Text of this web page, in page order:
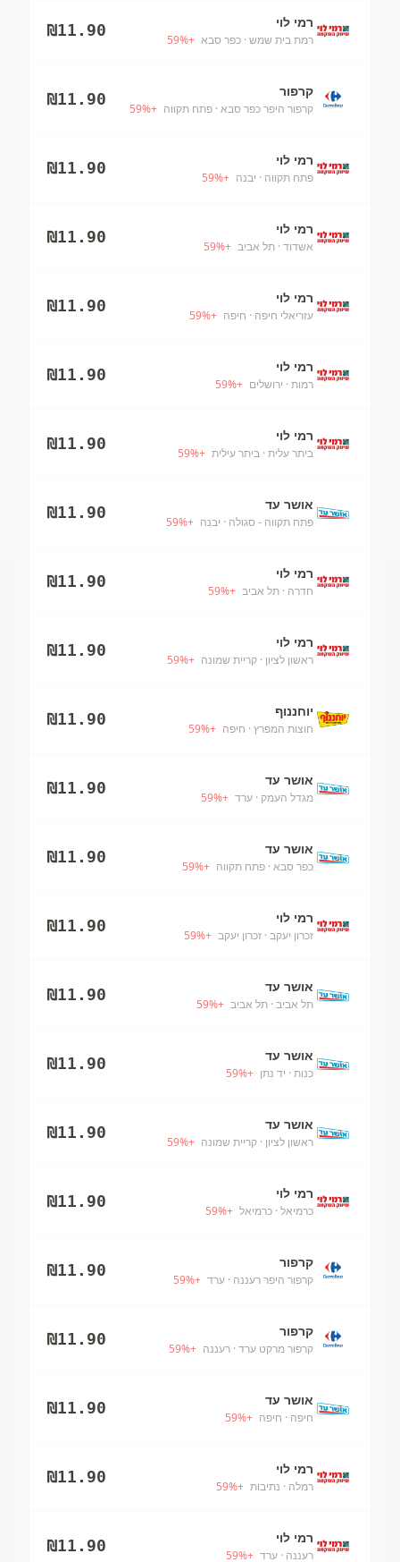
רמי לוי
רמת בית שמש · כפר סבא +
59%
₪11.90
קרפור
קרפור היפר כפר סבא · פתח תקווה +
59%
₪11.90
רמי לוי
פתח תקווה · יבנה +
59%
₪11.90
רמי לוי
אשדוד · תל אביב +
59%
₪11.90
רמי לוי
עזריאלי חיפה · חיפה +
59%
₪11.90
רמי לוי
רמות · ירושלים +
59%
₪11.90
רמי לוי
ביתר עלית · ביתר עילית +
59%
₪11.90
אושר עד
פתח תקווה - סגולה · יבנה +
59%
₪11.90
רמי לוי
חדרה · תל אביב +
59%
₪11.90
רמי לוי
ראשון לציון · קריית שמונה +
59%
₪11.90
יוחננוף
חוצות המפרץ · חיפה +
59%
₪11.90
אושר עד
מגדל העמק · ערד +
59%
₪11.90
אושר עד
כפר סבא · פתח תקווה +
59%
₪11.90
רמי לוי
זכרון יעקב · זכרון יעקב +
59%
₪11.90
אושר עד
תל אביב · תל אביב +
59%
₪11.90
אושר עד
כנות · יד נתן +
59%
₪11.90
אושר עד
ראשון לציון · קריית שמונה +
59%
₪11.90
רמי לוי
כרמיאל · כרמיאל +
59%
₪11.90
קרפור
קרפור היפר רעננה · ערד +
59%
₪11.90
קרפור
קרפור מרקט ערד · רעננה +
59%
₪11.90
אושר עד
חיפה · חיפה +
59%
₪11.90
רמי לוי
רמלה · נתיבות +
59%
₪11.90
רמי לוי
רעננה · ערד +
59%
₪11.90